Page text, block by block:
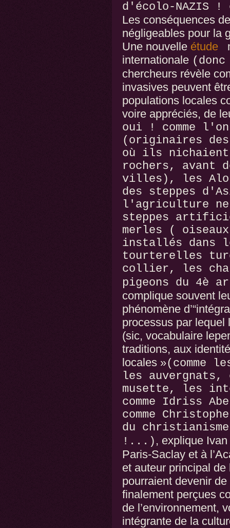
d'écolo-NAZIS
Les conséquences
négligeables pour la
Une nouvelle étude
internationale
chercheurs révèle
invasives peuvent
populations locales
voire appréciés, de
oui ! comme
(originaires
où ils
rochers, avant
villes), les
des steppes
l'agriculture ne
steppes
merles (
installés dans
tourterelles
collier, les
pigeons du 4è
complique souvent
phénomène
processus par lequel
(sic, vocabulaire
traditions, aux
locales »(comme
les auvergnats,
musette, les
comme Idriss
comme
du
!...) , explique
Paris-Saclay et à
et auteur principal de
pourraient devenir
finalement perçues
de l’environnement,
intégrante de la